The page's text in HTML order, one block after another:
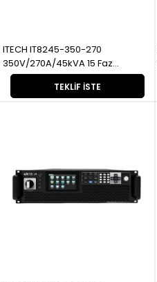
TEKLIF İSTE
ITECH IT8245-350-270
350V/270A/45kVA 15 Faz
Rejeneratif